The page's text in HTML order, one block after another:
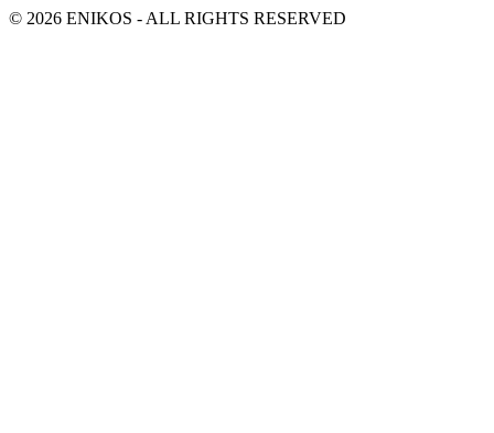
© 2026 ENIKOS - ALL RIGHTS RESERVED